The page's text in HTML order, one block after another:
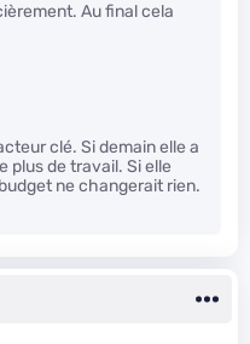
Au final cela
clé. Si demain elle a
plus de travail. Si elle
ne changerait rien.